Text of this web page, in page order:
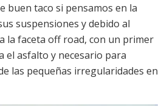
buen taco si pensamos en la
suspensiones y debido al
la faceta off road, con un primer
el asfalto y necesario para
las pequeñas irregularidades en